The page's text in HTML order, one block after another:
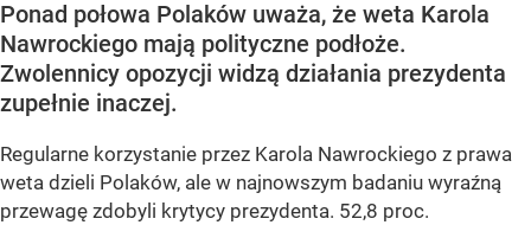
Ponad połowa Polaków uważa, że weta Karola
Nawrockiego mają polityczne podłoże.
Zwolennicy opozycji widzą działania prezydenta
zupełnie inaczej.
Regularne korzystanie przez Karola Nawrockiego z prawa
weta dzieli Polaków, ale w najnowszym badaniu wyraźną
przewagę zdobyli krytycy prezydenta. 52,8 proc.